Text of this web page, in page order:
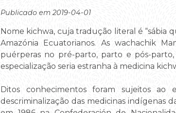
Publicado em 2019-04-01
Nome kichwa, cuja tradução literal é “sábia
Amazónia Ecuatorianos. As wachachik
puérperas no pré-parto, parto e pós-
especialização seria estranha à medicina
Ditos conhecimentos foram sujeitos
descriminalização das medicinas indígenas